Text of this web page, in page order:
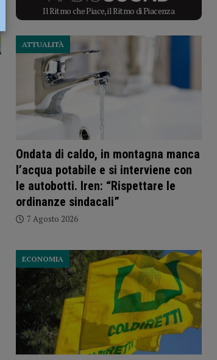
Il Ritmo che Piace, il Ritmo di Piacenza
Ondata di caldo, in montagna manca
l’acqua potabile e si interviene con
le autobotti. Iren: “Rispettare le
ordinanze sindacali”
ATTUALITÀ
7 Agosto 2026
ECONOMIA